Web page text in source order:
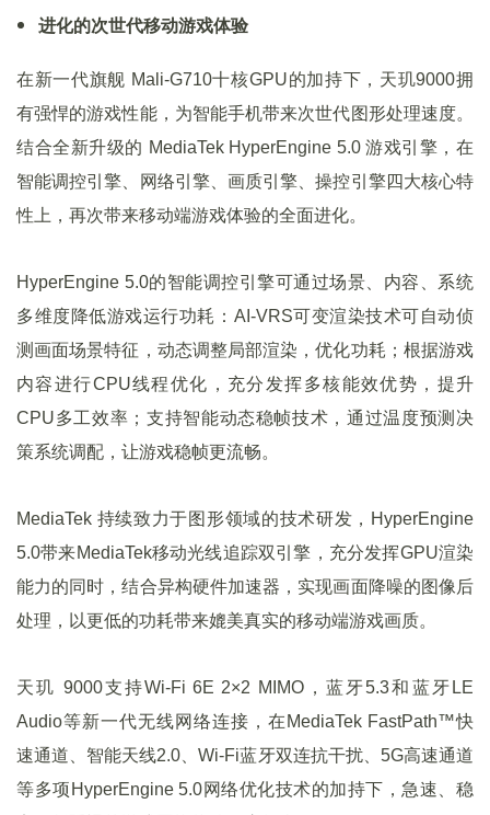
进化的次世代移动游戏体验
在新一代旗舰 Mali-G710十核GPU的加持下，天玑9000拥
有强悍的游戏性能，为智能手机带来次世代图形处理速度。
结合全新升级的 MediaTek HyperEngine 5.0 游戏引擎，在
智能调控引擎、网络引擎、画质引擎、操控引擎四大核心特
性上，再次带来移动端游戏体验的全面进化。
HyperEngine 5.0的智能调控引擎可通过场景、内容、系统
多维度降低游戏运行功耗：AI-VRS可变渲染技术可自动侦
测画面场景特征，动态调整局部渲染，优化功耗；根据游戏
内容进行CPU线程优化，充分发挥多核能效优势，提升
CPU多工效率；支持智能动态稳帧技术，通过温度预测决
策系统调配，让游戏稳帧更流畅。
MediaTek 持续致力于图形领域的技术研发，HyperEngine
5.0带来MediaTek移动光线追踪双引擎，充分发挥GPU渲染
能力的同时，结合异构硬件加速器，实现画面降噪的图像后
处理，以更低的功耗带来媲美真实的移动端游戏画质。
天玑 9000支持Wi-Fi 6E 2×2 MIMO，蓝牙5.3和蓝牙LE
Audio等新一代无线网络连接，在MediaTek FastPath™快
速通道、智能天线2.0、Wi-Fi蓝牙双连抗干扰、5G高速通道
等多项HyperEngine 5.0网络优化技术的加持下，急速、稳